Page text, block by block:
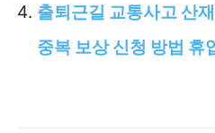
출퇴근길 교통사고 산
중복 보상 신청 방법 휴